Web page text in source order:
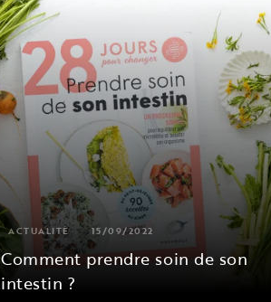
ACTUALITÉ 15/09/2022
Comment prendre soin de son
intestin ?